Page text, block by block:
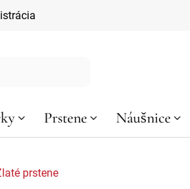
Prstene Náušnice
prstene